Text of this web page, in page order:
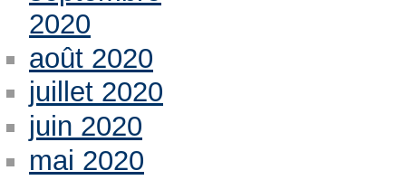
2020
août 2020
juillet 2020
juin 2020
mai 2020